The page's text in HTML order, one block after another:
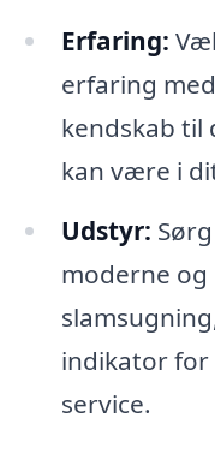
Erfaring:
erfaring
kendskab til
kan være i
Udstyr:
moderne
indikator for
service.